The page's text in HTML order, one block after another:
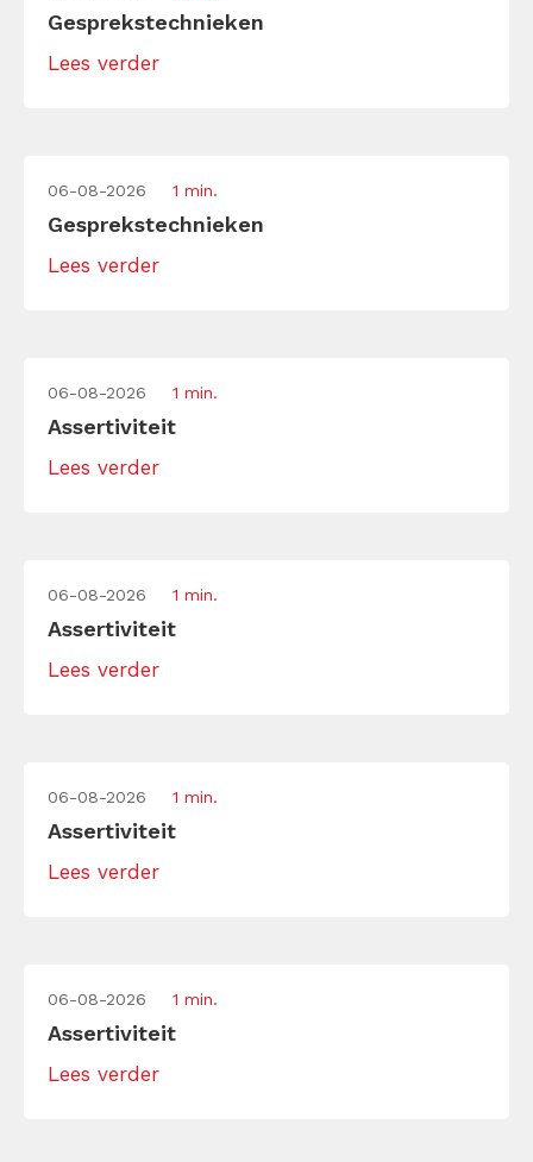
Gesprekstechnieken
Lees verder
06-08-2026 1 min.
Gesprekstechnieken
Lees verder
06-08-2026 1 min.
Assertiviteit
Lees verder
06-08-2026 1 min.
Assertiviteit
Lees verder
06-08-2026 1 min.
Assertiviteit
Lees verder
06-08-2026 1 min.
Assertiviteit
Lees verder